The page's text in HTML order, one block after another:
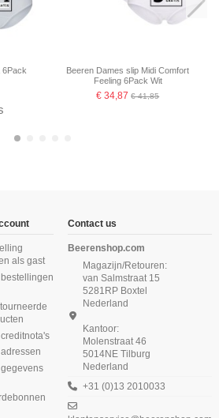
6Pack
Beeren Dames slip Midi Comfort
Feeling 6Pack Wit
€ 34,87€ 41,85
Beeren Dames Elegance Maxi Slip
Rood
Beeren Dames Thermo Onderblouse
Lange Mouwen Zwart
(5/5) uit 3 reviews
6Pack
Beeren Dames heupslip (Midi) Briljant
2Pack Zwart
Beeren Dames spaghetti hemd
Brigitte Zwart
als gast
bestellingen
Contact us
Beerenshop.com
Magazijn/Retouren:
van Salmstraat 15
5281RP Boxtel
Nederland
Kantoor:
Molenstraat 46
5014NE Tilburg
Nederland
+31 (0)13 2010033